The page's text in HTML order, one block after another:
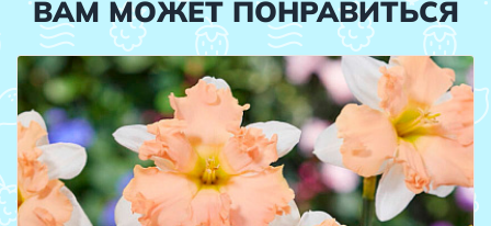
ВАМ МОЖЕТ ПОНРАВИТЬСЯ